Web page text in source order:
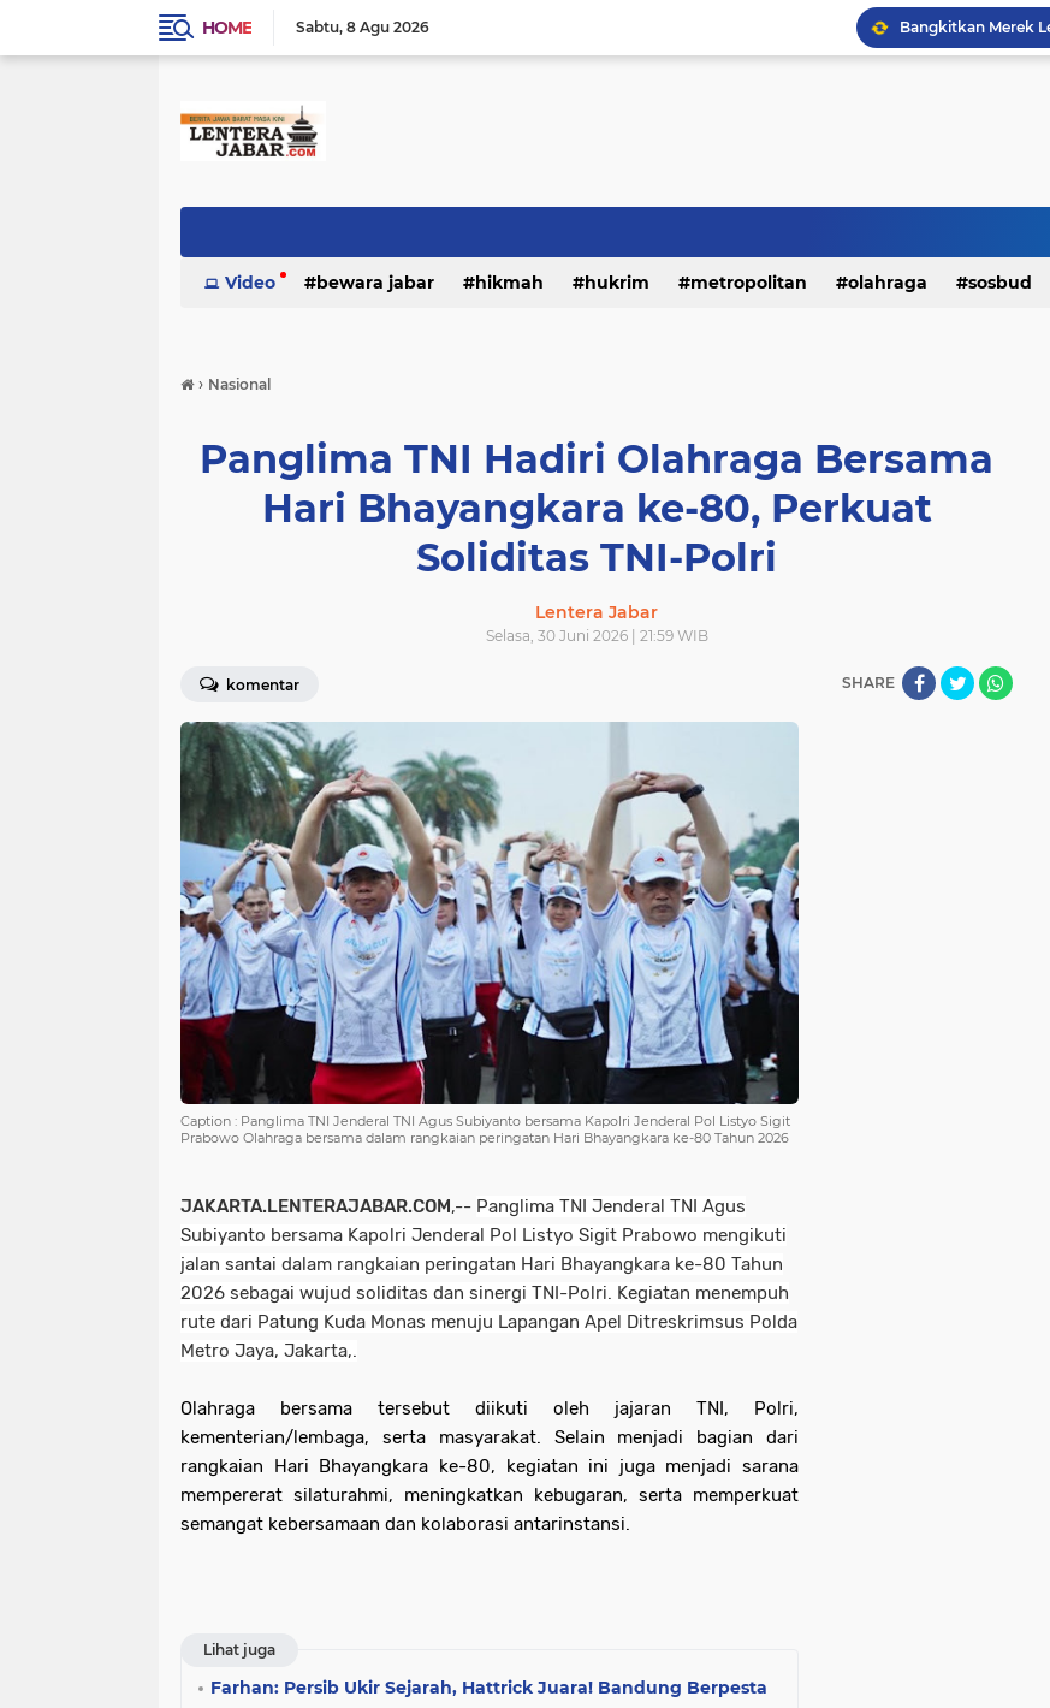
HOME Sabtu 8 Agu 2026
Video bewara jabar hikmah hukrim metropolitan olahraga sosbud
› Nasional
Panglima TNI Hadiri Olahraga Bersama
Hari Bhayangkara ke-80, Perkuat
Soliditas TNI-Polri
Lentera Jabar
Selasa, 30 Juni 2026 | 21:59 WIB
komentar SHARE
Caption : Panglima TNI Jenderal TNI Agus Subiyanto bersama Kapolri Jenderal Pol Listyo Sigit
Prabowo Olahraga bersama dalam rangkaian peringatan Hari Bhayangkara ke-80 Tahun 2026
JAKARTA.LENTERAJABAR.COM,-- Panglima TNI Jenderal TNI Agus
Subiyanto bersama Kapolri Jenderal Pol Listyo Sigit Prabowo mengikuti
jalan santai dalam rangkaian peringatan Hari Bhayangkara ke-80 Tahun
2026 sebagai wujud soliditas dan sinergi TNI-Polri. Kegiatan menempuh
rute dari Patung Kuda Monas menuju Lapangan Apel Ditreskrimsus Polda
Metro Jaya, Jakarta,.
Olahraga bersama tersebut diikuti oleh jajaran TNI, Polri,
kementerian/lembaga, serta masyarakat. Selain menjadi bagian dari
rangkaian Hari Bhayangkara ke-80, kegiatan ini juga menjadi sarana
mempererat silaturahmi, meningkatkan kebugaran, serta memperkuat
semangat kebersamaan dan kolaborasi antarinstansi.
Lihat juga
Farhan: Persib Ukir Sejarah, Hattrick Juara! Bandung Berpesta